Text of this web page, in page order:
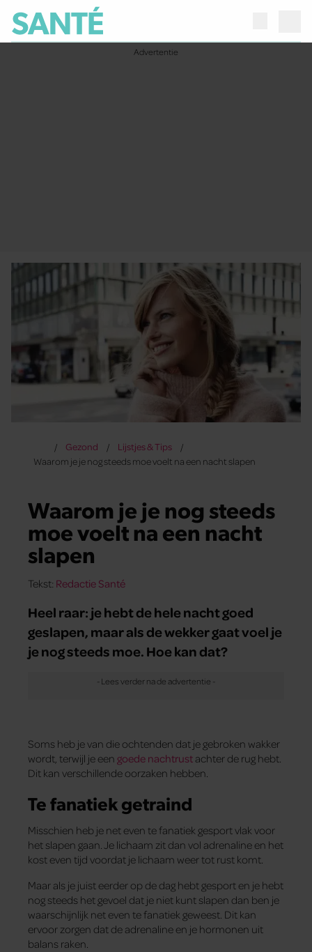
Gezond
Lijstjes & Tips
Waarom je je nog steeds moe voelt na een nacht slapen
Waarom je je nog steeds
moe voelt na een nacht
slapen
Tekst: Redactie Santé
Heel raar: je hebt de hele nacht goed
geslapen, maar als de wekker gaat voel je
je nog steeds moe. Hoe kan dat?
Soms heb je van die ochtenden dat je gebroken wakker
wordt, terwijl je een goede nachtrust achter de rug hebt.
Dit kan verschillende oorzaken hebben.
Te fanatiek getraind
Misschien heb je net even te fanatiek gesport vlak voor
het slapen gaan. Je lichaam zit dan vol adrenaline en het
kost even tijd voordat je lichaam weer tot rust komt.
Maar als je juist eerder op de dag hebt gesport en je hebt
nog steeds het gevoel dat je niet kunt slapen dan ben je
waarschijnlijk net even te fanatiek geweest. Dit kan
ervoor zorgen dat de adrenaline en je hormonen uit
balans raken.